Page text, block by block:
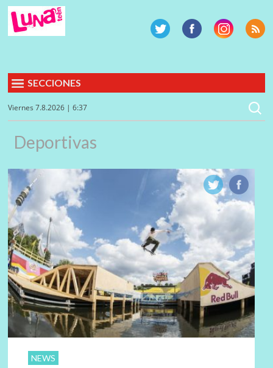
SECCIONES
Viernes 7.8.2026 | 6:37
Deportivas
NEWS